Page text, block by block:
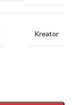
Kreator